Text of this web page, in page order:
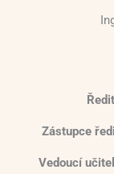
Zástupce
Vedoucí